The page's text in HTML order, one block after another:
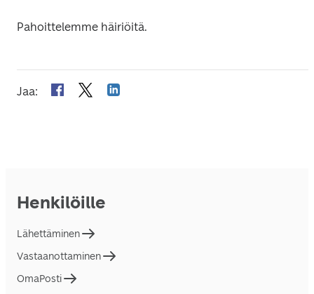
Pahoittelemme häiriöitä.
Jaa:
Henkilöille
Lähettäminen
Vastaanottaminen
OmaPosti